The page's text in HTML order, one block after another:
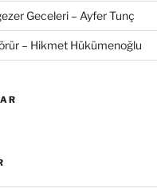
Geceleri – Ayfer Tunç
– Hikmet Hükümenoğlu